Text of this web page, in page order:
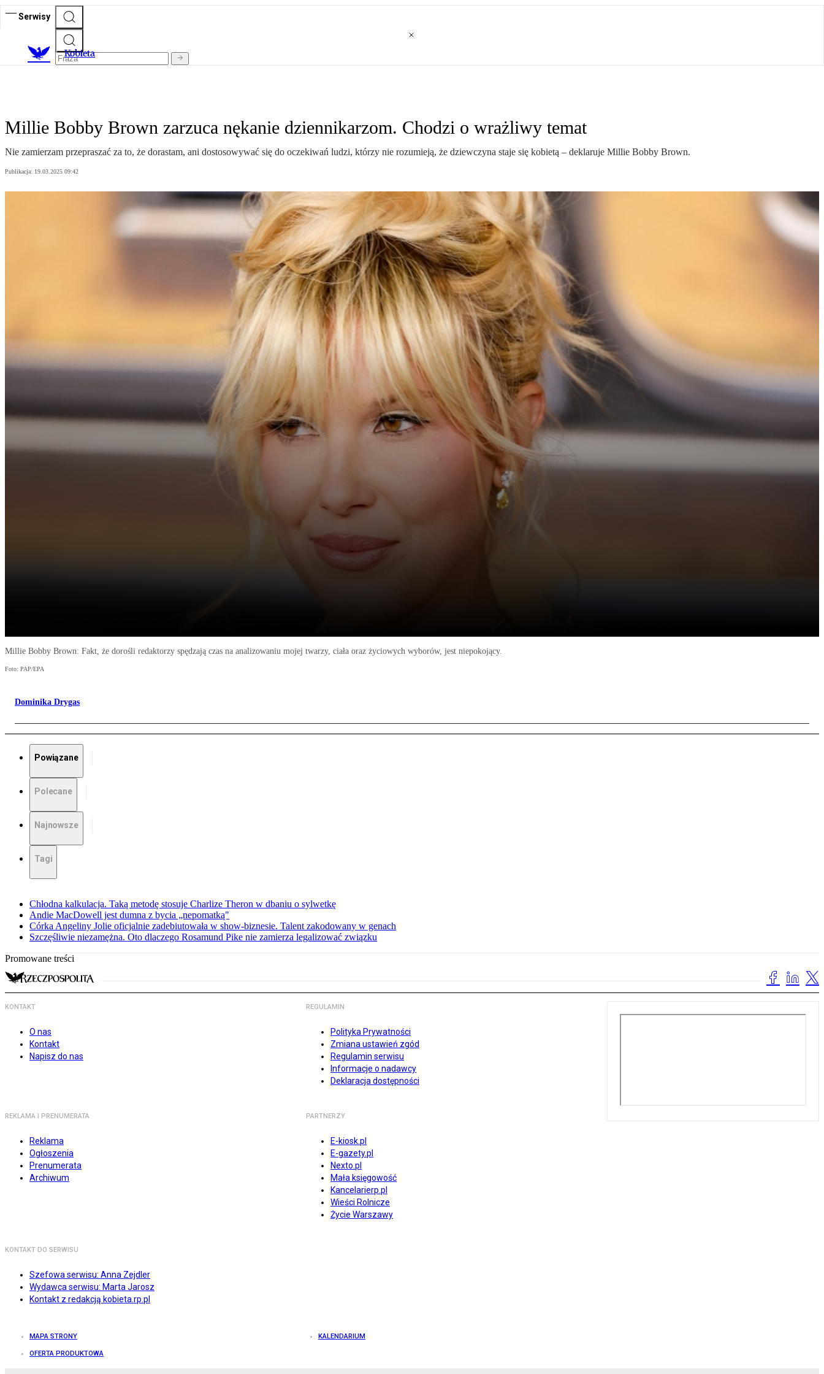
Serwisy
Kobieta
Millie Bobby Brown zarzuca nękanie dziennikarzom. Chodzi o wrażliwy temat
Nie zamierzam przepraszać za to, że dorastam, ani dostosowywać się do oczekiwań ludzi, którzy nie rozumieją, że dziewczyna staje się kobietą – deklaruje Millie Bobby Brown.
Publikacja: 19.03.2025 09:42
Millie Bobby Brown: Fakt, że dorośli redaktorzy spędzają czas na analizowaniu mojej twarzy, ciała oraz życiowych wyborów, jest niepokojący.
Foto: PAP/EPA
Dominika Drygas
Powiązane
Polecane
Najnowsze
Tagi
Chłodna kalkulacja. Taką metodę stosuje Charlize Theron w dbaniu o sylwetkę
Andie MacDowell jest dumna z bycia „nepomatką"
Córka Angeliny Jolie oficjalnie zadebiutowała w show-biznesie. Talent zakodowany w genach
Szczęśliwie niezamężna. Oto dlaczego Rosamund Pike nie zamierza legalizować związku
Promowane treści
KONTAKT
O nas
Kontakt
Napisz do nas
REGULAMIN
Polityka Prywatności
Zmiana ustawień zgód
Regulamin serwisu
Informacje o nadawcy
Deklaracja dostępności
REKLAMA I PRENUMERATA
Reklama
Ogłoszenia
Prenumerata
Archiwum
PARTNERZY
E-kiosk.pl
E-gazety.pl
Nexto.pl
Mała księgowość
Kancelarierp.pl
Wieści Rolnicze
Życie Warszawy
KONTAKT DO SERWISU
Szefowa serwisu: Anna Zejdler
Wydawca serwisu: Marta Jarosz
Kontakt z redakcją kobieta.rp.pl
MAPA STRONY KALENDARIUM
OFERTA PRODUKTOWA